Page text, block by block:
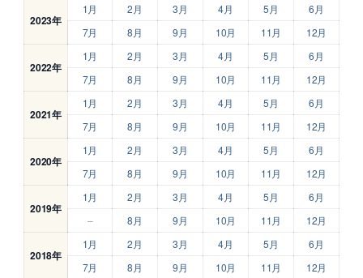
2023年
1月 2月 3月 4月 5月
6月
7月
8月 9月 10月 11月 12月
2022年
1月 2月 3月 4月 5月
6月
7月
8月 9月 10月 11月 12月
2021年
1月 2月 3月 4月 5月
6月
7月
8月 9月 10月 11月 12月
2020年
1月 2月 3月 4月 5月
6月
7月
8月 9月 10月 11月 12月
2019年
1月 2月 3月 4月 5月
6月
–
8月 9月 10月 11月 12月
2018年
1月 2月 3月 4月 5月
6月
7月
8月 9月 10月 11月 12月